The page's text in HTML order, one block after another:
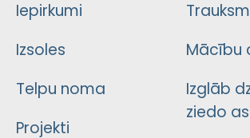
Iepirkumi
Izsoles
Telpu noma
Projekti
Mācību
Izglāb
ziedo